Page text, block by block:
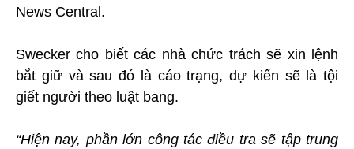
News Central.
Swecker cho biết các nhà chức trách sẽ xin lệnh
bắt giữ và sau đó là cáo trạng, dự kiến sẽ là tội
giết người theo luật bang.
“Hiện nay, phần lớn công tác điều tra sẽ tập trung